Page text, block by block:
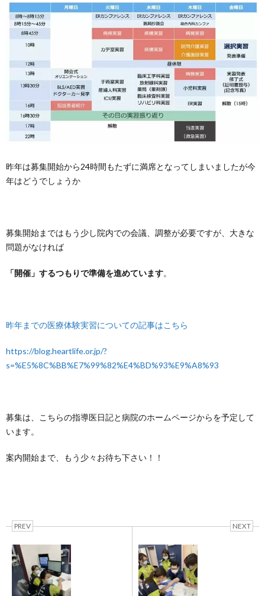
昨年は募集開始から24時間もたずに満席となってしまいましたが今
年はどうでしょうか
募集開始まではもう少し院内での会議、調整が必要ですが、大きな
問題がなければ
「開催」するつもりで準備を進めています。
昨年までの医療体験実習についての記事はこちら
https://blog.heartlife.or.jp/?
s=%E5%8C%BB%E7%99%82%E4%BD%93%E9%A8%93
募集は、こちらの指導医日記と病院のホームページからを予定して
います。
案内開始まで、もう少々お待ち下さい！！
PREV NEXT